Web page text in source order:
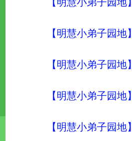
【明慧小弟子园
【明慧小弟子园
【明慧小弟子园
【明慧小弟子园